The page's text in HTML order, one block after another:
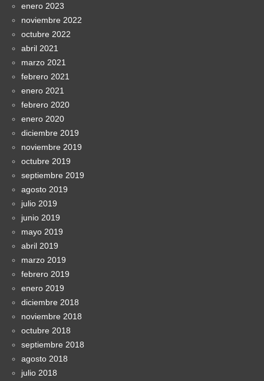
enero 2023
noviembre 2022
octubre 2022
abril 2021
marzo 2021
febrero 2021
enero 2021
febrero 2020
enero 2020
diciembre 2019
noviembre 2019
octubre 2019
septiembre 2019
agosto 2019
julio 2019
junio 2019
mayo 2019
abril 2019
marzo 2019
febrero 2019
enero 2019
diciembre 2018
noviembre 2018
octubre 2018
septiembre 2018
agosto 2018
julio 2018